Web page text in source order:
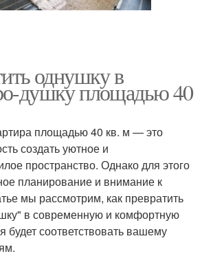
однушку в
душку площадью 40
площадью 40 кв. м — это
создать уютное и
пространство. Однако для этого
планирование и внимание к
мы рассмотрим, как превратить
в современную и комфортную
будет соответствовать вашему